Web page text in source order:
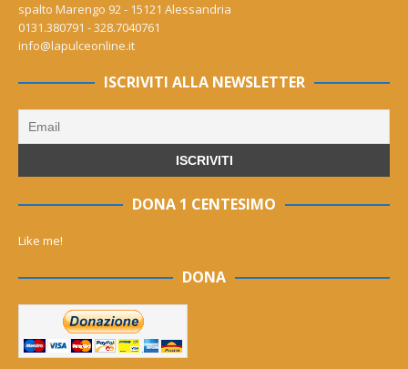
spalto Marengo 92 - 15121 Alessandria
0131.380791 - 328.7040761
info@lapulceonline.it
ISCRIVITI ALLA NEWSLETTER
DONA 1 CENTESIMO
Like me!
DONA